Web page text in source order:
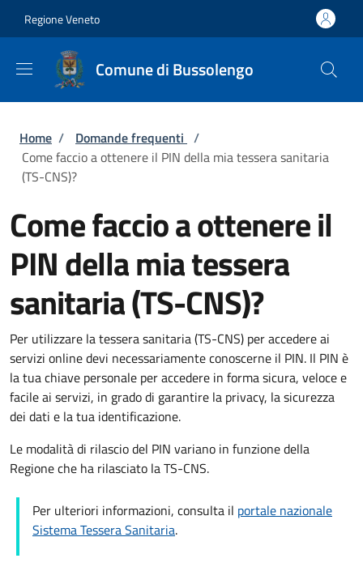
Regione Veneto
Comune di Bussolengo
Briciole di pane
Home / Domande frequenti /
Come faccio a ottenere il PIN della mia tessera sanitaria
(TS-CNS)?
Come faccio a ottenere il
PIN della mia tessera
sanitaria (TS-CNS)?
Per utilizzare la tessera sanitaria (TS-CNS) per accedere ai
servizi online devi necessariamente conoscerne il PIN. Il PIN è
la tua chiave personale per accedere in forma sicura, veloce e
facile ai servizi, in grado di garantire la privacy, la sicurezza
dei dati e la tua identificazione.
Le modalità di rilascio del PIN variano in funzione della
Regione che ha rilasciato la TS-CNS.
Per ulteriori informazioni, consulta il portale nazionale
Sistema Tessera Sanitaria.